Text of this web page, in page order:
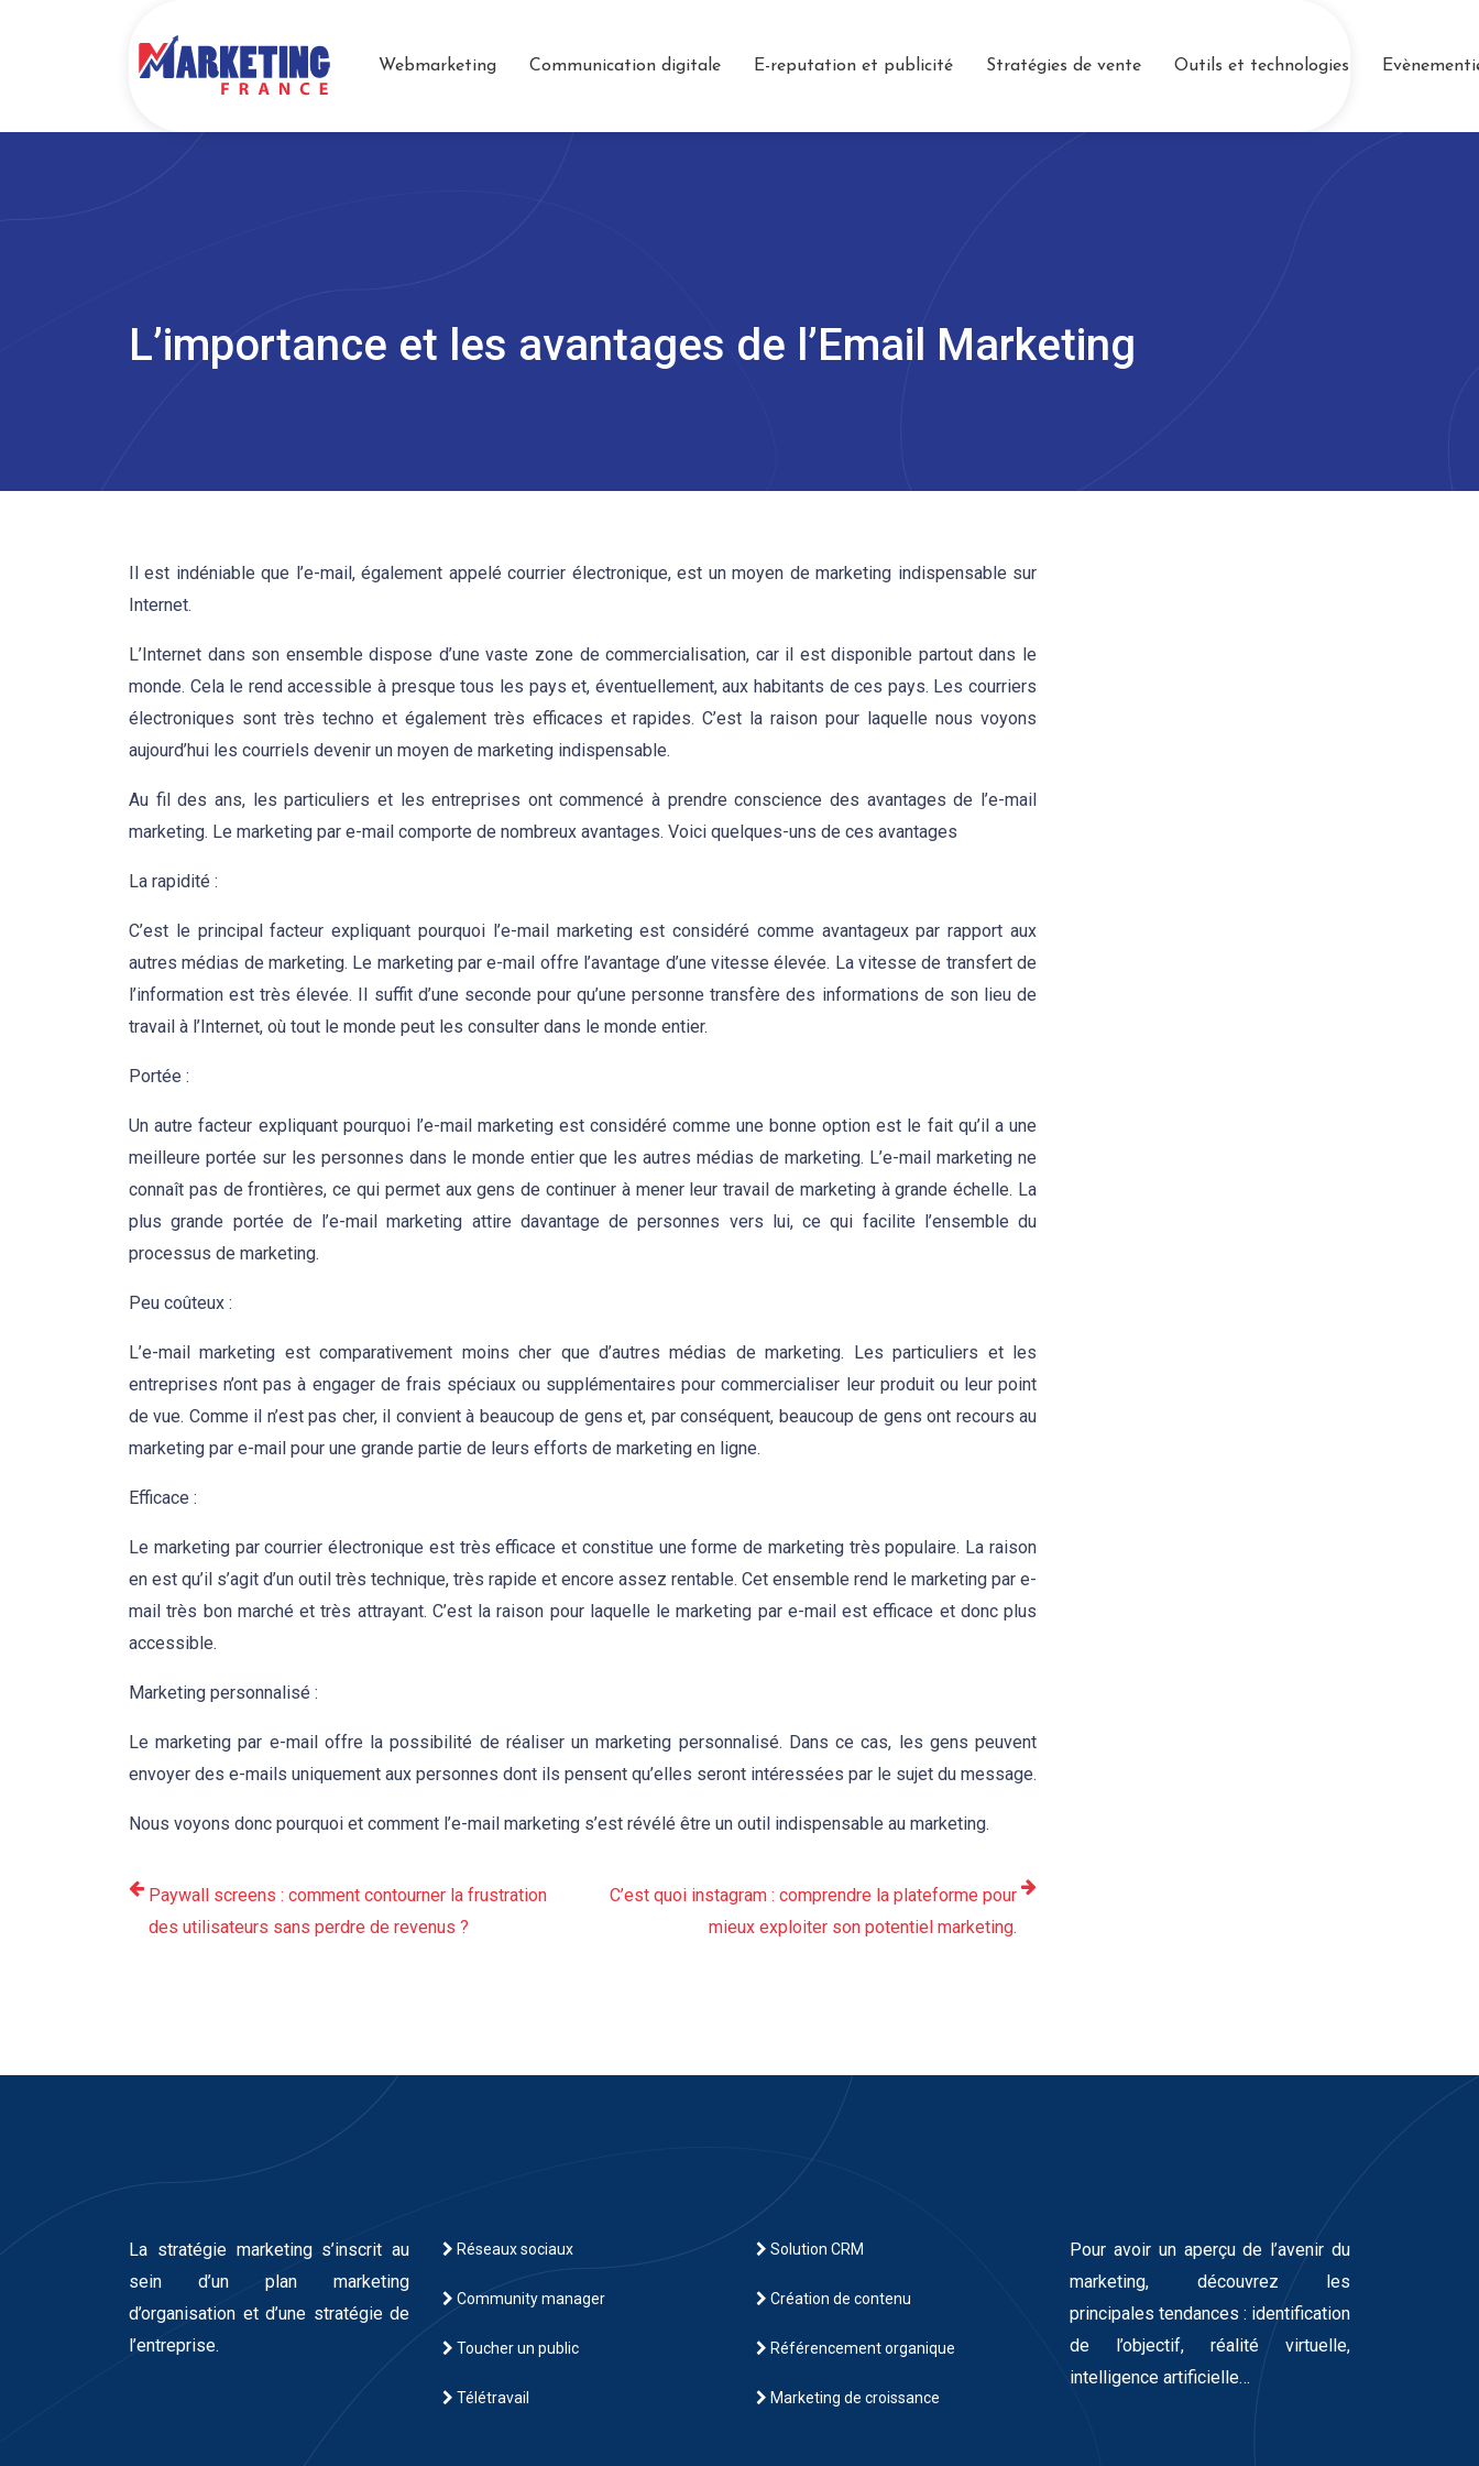
Webmarketing Communication digitale E-reputation et publicité Stratégies de vente Outils et technologies
L’importance et les avantages de l’Email Marketing
Il est indéniable que l’e-mail, également appelé courrier électronique, est un moyen de marketing indispensable sur
Internet.
L’Internet dans son ensemble dispose d’une vaste zone de commercialisation, car il est disponible partout dans le
monde. Cela le rend accessible à presque tous les pays et, éventuellement, aux habitants de ces pays. Les courriers
électroniques sont très techno et également très efficaces et rapides. C’est la raison pour laquelle nous voyons
aujourd’hui les courriels devenir un moyen de marketing indispensable.
Au fil des ans, les particuliers et les entreprises ont commencé à prendre conscience des avantages de l’e-mail
marketing. Le marketing par e-mail comporte de nombreux avantages. Voici quelques-uns de ces avantages
La rapidité :
C’est le principal facteur expliquant pourquoi l’e-mail marketing est considéré comme avantageux par rapport aux
autres médias de marketing. Le marketing par e-mail offre l’avantage d’une vitesse élevée. La vitesse de transfert de
l’information est très élevée. Il suffit d’une seconde pour qu’une personne transfère des informations de son lieu de
travail à l’Internet, où tout le monde peut les consulter dans le monde entier.
Portée :
Un autre facteur expliquant pourquoi l’e-mail marketing est considéré comme une bonne option est le fait qu’il a une
meilleure portée sur les personnes dans le monde entier que les autres médias de marketing. L’e-mail marketing ne
connaît pas de frontières, ce qui permet aux gens de continuer à mener leur travail de marketing à grande échelle. La
plus grande portée de l’e-mail marketing attire davantage de personnes vers lui, ce qui facilite l’ensemble du
processus de marketing.
Peu coûteux :
L’e-mail marketing est comparativement moins cher que d’autres médias de marketing. Les particuliers et les
entreprises n’ont pas à engager de frais spéciaux ou supplémentaires pour commercialiser leur produit ou leur point
de vue. Comme il n’est pas cher, il convient à beaucoup de gens et, par conséquent, beaucoup de gens ont recours au
marketing par e-mail pour une grande partie de leurs efforts de marketing en ligne.
Efficace :
Le marketing par courrier électronique est très efficace et constitue une forme de marketing très populaire. La raison
en est qu’il s’agit d’un outil très technique, très rapide et encore assez rentable. Cet ensemble rend le marketing par e-
mail très bon marché et très attrayant. C’est la raison pour laquelle le marketing par e-mail est efficace et donc plus
accessible.
Marketing personnalisé :
Le marketing par e-mail offre la possibilité de réaliser un marketing personnalisé. Dans ce cas, les gens peuvent
envoyer des e-mails uniquement aux personnes dont ils pensent qu’elles seront intéressées par le sujet du message.
Nous voyons donc pourquoi et comment l’e-mail marketing s’est révélé être un outil indispensable au marketing.
Paywall screens : comment contourner la frustration
des utilisateurs sans perdre de revenus ?
C’est quoi instagram : comprendre la plateforme pour
mieux exploiter son potentiel marketing.
La stratégie marketing s’inscrit au
sein d’un plan marketing
d’organisation et d’une stratégie de
l’entreprise.
Réseaux sociaux
Community manager
Toucher un public
Télétravail
Solution CRM
Création de contenu
Référencement organique
Marketing de croissance
Pour avoir un aperçu de l’avenir du
marketing, découvrez les
principales tendances : identification
de l’objectif, réalité virtuelle,
intelligence artificielle…